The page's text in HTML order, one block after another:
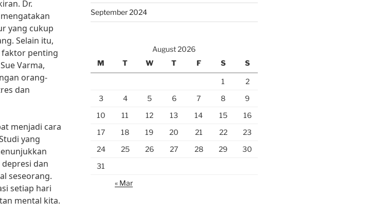
Dr.
yang cukup
Selain itu,
faktor penting
Varma,
orang-
dan
menjadi cara
yang
dan
seseorang.
setiap hari
mental kita.
September 2024
August 2026
M
T W T F S S
1
2
3
4 5 6 7 8
9
10
11 12 13 14 15
16
17
18 19 20 21 22
23
24
25 26 27 28 29
30
31
« Mar